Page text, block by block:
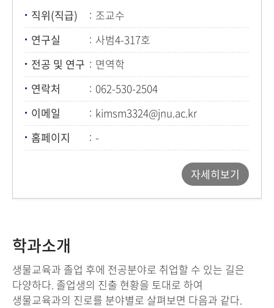
직위(직급)
조교수
연구실
사범4-317호
전공 및 연구
면역학
연락처
062-530-2504
이메일
kimsm3324@jnu.ac.kr
홈페이지
-
자세히보기
학과소개
생물교육과 졸업 후에 전공분야로 취업할 수 있는 길은
다양하다. 졸업생의 진출 현황을 토대로 하여
생물교육과의 진로를 분야별로 살펴보면 다음과 같다.